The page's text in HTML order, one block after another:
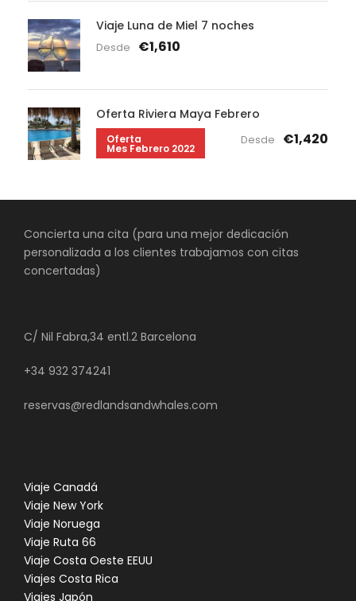
Viaje Luna de Miel 7 noches
Desde €1,610
Oferta Riviera Maya Febrero
Oferta
Mes Febrero 2022
Desde €1,420
Concierta una cita (para una mejor dedicación
personalizada a los clientes trabajamos con citas
concertadas)
C/ Nil Fabra,34 entl.2 Barcelona
+34 932 374241
reservas@redlandsandwhales.com
Viaje Canadá
Viaje New York
Viaje Noruega
Viaje Ruta 66
Viaje Costa Oeste EEUU
Viajes Costa Rica
Viajes Japón